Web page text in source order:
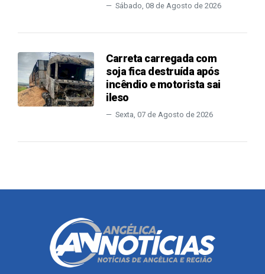
Sábado, 08 de Agosto de 2026
Carreta carregada com
soja fica destruída após
incêndio e motorista sai
ileso
Sexta, 07 de Agosto de 2026